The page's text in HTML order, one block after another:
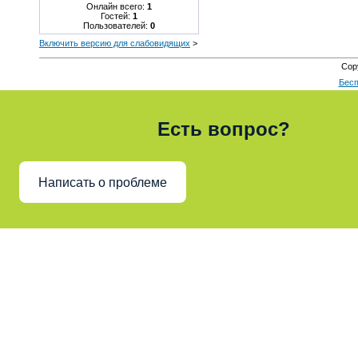
Онлайн всего: 1
Гостей: 1
Пользователей: 0
Включить версию для слабовидящих >
Есть вопрос?
Написать о проблеме